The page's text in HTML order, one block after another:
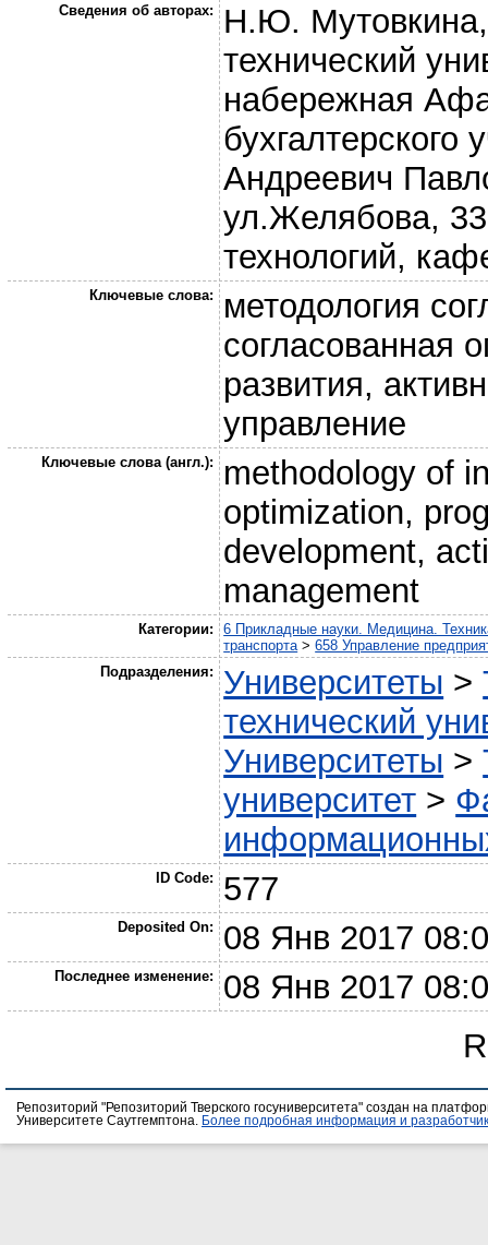
Сведения об авторах:
Н.Ю. Мутовкина,
технический
набережная
Андреевич
ул.Желябова,
технологий,
Ключевые слова:
методология
согласованная
развития,
управление
Ключевые слова (англ.):
methodology of
optimization,
development,
management
Категории:
6 Прикладные науки. Медицина.
транспорта >658 Управление
Подразделения:
Университеты >
технический
Университеты >
университет >
ID Code: 577
Deposited On: 08 Янв 2017
Последнее изменение:
08 Янв 2017
Репозиторий "Репозиторий Тверского госуниверситета" создан на
Университете Саутгемптона. Более подробная информация и